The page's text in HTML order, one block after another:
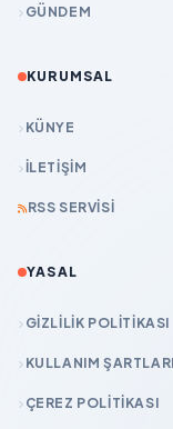
GÜNDEM
KURUMSAL
KÜNYE
İLETIŞIM
RSS SERVISI
YASAL
GIZLILIK POLITIKASI
KULLANIM ŞARTLARI
ÇEREZ POLITIKASI